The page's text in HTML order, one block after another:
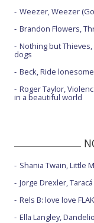
Weezer, Weezer
Brandon Flowers,
Nothing but Thieves,
dogs
Beck, Ride lonesome
Roger Taylor,
in a beautiful world
Shania Twain, Little
Jorge Drexler, Taracá
Rels B: love love
Ella Langley,